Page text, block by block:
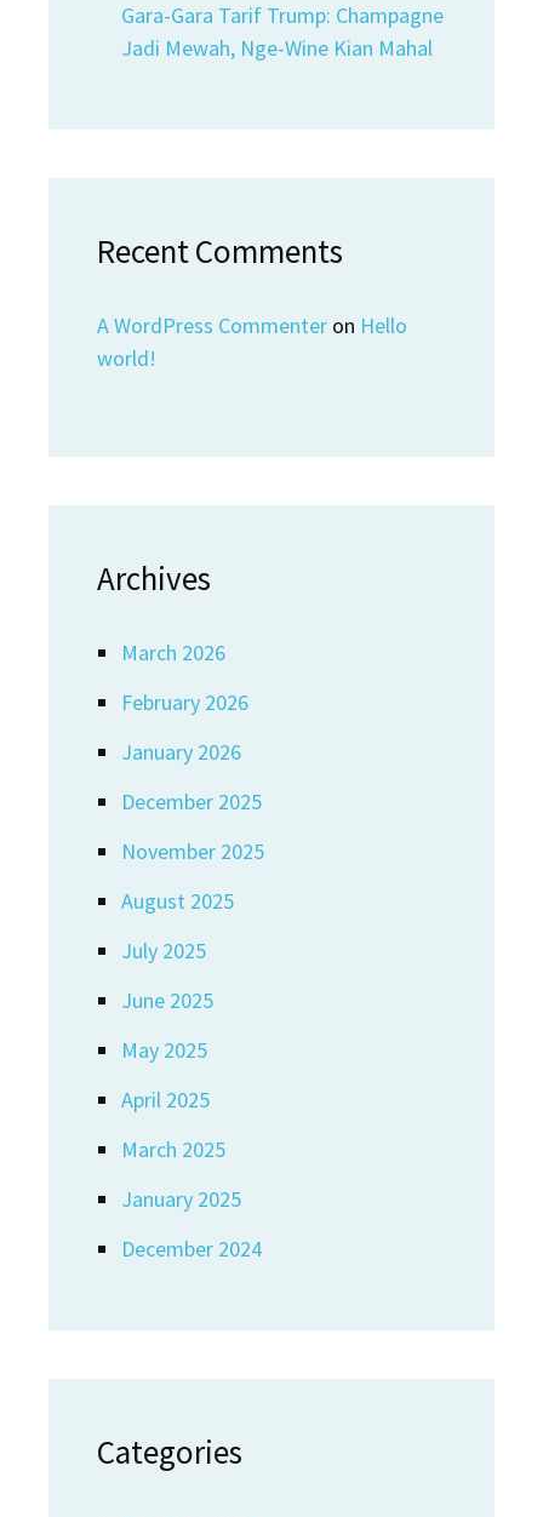
Gara-Gara Tarif Trump: Champagne
Jadi Mewah, Nge-Wine Kian Mahal
Recent Comments
A WordPress Commenter on Hello
world!
Archives
March 2026
February 2026
January 2026
December 2025
November 2025
August 2025
July 2025
June 2025
May 2025
April 2025
March 2025
January 2025
December 2024
Categories